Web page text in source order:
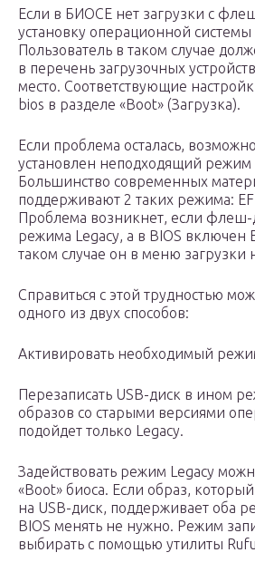
Если в БИОСЕ нет загрузки с
установку операционной
Пользователь в таком случае
в перечень загрузочных
место. Соответствующие
bios в разделе «Boot» (Загрузка).
Если проблема осталась,
установлен неподходящий режим
Большинство современных
поддерживают 2 таких режима:
Проблема возникнет, если флеш-
режима Legacy, а в BIOS включен
таком случае он в меню загрузки
Справиться с этой трудностью
одного из двух способов:
Активировать необходимый
Перезаписать USB-диск в ином
образов со старыми версиями
подойдет только Legacy.
Задействовать режим Legacy
«Boot» биоса. Если образ, который
на USB-диск, поддерживает оба
BIOS менять не нужно. Режим
выбирать с помощью утилиты